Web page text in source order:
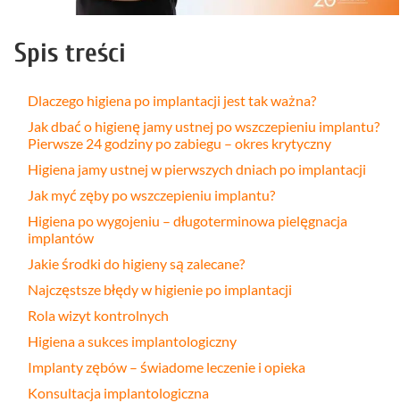
Spis treści
Dlaczego higiena po implantacji jest tak ważna?
Jak dbać o higienę jamy ustnej po wszczepieniu implantu?
Pierwsze 24 godziny po zabiegu – okres krytyczny
Higiena jamy ustnej w pierwszych dniach po implantacji
Jak myć zęby po wszczepieniu implantu?
Higiena po wygojeniu – długoterminowa pielęgnacja
implantów
Jakie środki do higieny są zalecane?
Najczęstsze błędy w higienie po implantacji
Rola wizyt kontrolnych
Higiena a sukces implantologiczny
Implanty zębów – świadome leczenie i opieka
Konsultacja implantologiczna